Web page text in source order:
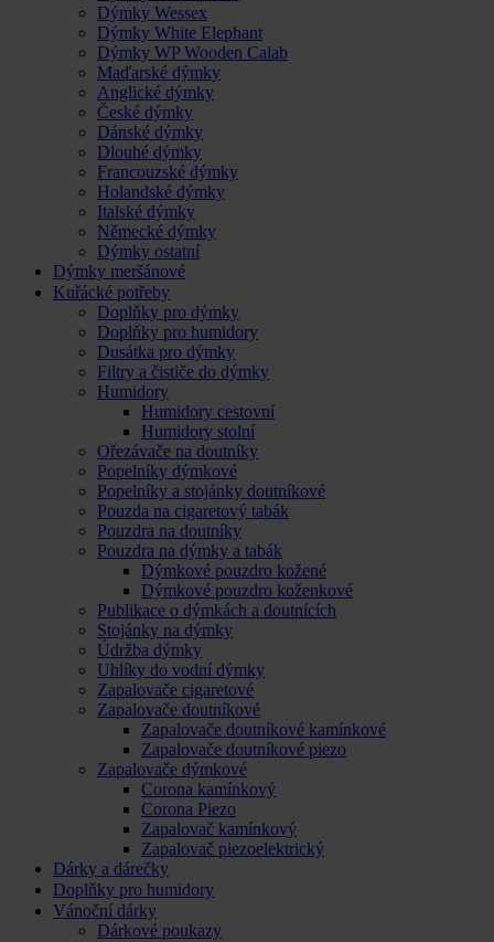
Dýmky Wessex
Dýmky White Elephant
Dýmky WP Wooden Calab
Maďarské dýmky
Anglické dýmky
České dýmky
Dánské dýmky
Dlouhé dýmky
Francouzské dýmky
Holandské dýmky
Italské dýmky
Německé dýmky
Dýmky ostatní
Dýmky meršánové
Kuřácké potřeby
Doplňky pro dýmky
Doplňky pro humidory
Dusátka pro dýmky
Filtry a čističe do dýmky
Humidory
Humidory cestovní
Humidory stolní
Ořezávače na doutníky
Popelníky dýmkové
Popelníky a stojánky doutníkové
Pouzda na cigaretový tabák
Pouzdra na doutníky
Pouzdra na dýmky a tabák
Dýmkové pouzdro kožené
Dýmkové pouzdro koženkové
Publikace o dýmkách a doutnících
Stojánky na dýmky
Údržba dýmky
Uhlíky do vodní dýmky
Zapalovače cigaretové
Zapalovače doutníkové
Zapalovače doutníkové kamínkové
Zapalovače doutníkové piezo
Zapalovače dýmkové
Corona kamínkový
Corona Piezo
Zapalovač kamínkový
Zapalovač piezoelektrický
Dárky a dárečky
Doplňky pro humidory
Vánoční dárky
Dárkové poukazy